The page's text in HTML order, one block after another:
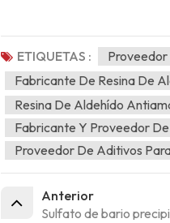
ETIQUETAS :
Fabricante De Resina De
Resina De Aldehído
Fabricante Y Proveedor
Proveedor De Aditivos
Anterior
Sulfato de bario